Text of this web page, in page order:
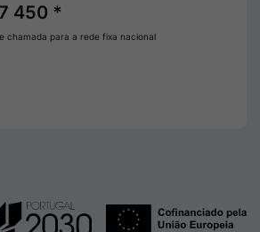
450 *
chamada para a rede fixa nacional